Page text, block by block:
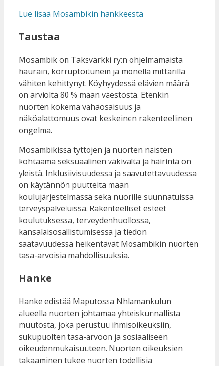
Lue lisää Mosambikin hankkeesta
Taustaa
Mosambik on Taksvärkki ry:n ohjelmamaista
haurain, korruptoitunein ja monella mittarilla
vähiten kehittynyt. Köyhyydessä elävien määrä
on arviolta 80 % maan väestöstä. Etenkin
nuorten kokema vähäosaisuus ja
näköalattomuus ovat keskeinen rakenteellinen
ongelma.
Mosambikissa tyttöjen ja nuorten naisten
kohtaama seksuaalinen väkivalta ja häirintä on
yleistä. Inklusiivisuudessa ja saavutettavuudessa
on käytännön puutteita maan
koulujärjestelmässä sekä nuorille suunnatuissa
terveyspalveluissa. Rakenteelliset esteet
koulutuksessa, terveydenhuollossa,
kansalaisosallistumisessa ja tiedon
saatavuudessa heikentävät Mosambikin nuorten
tasa-arvoisia mahdollisuuksia.
Hanke
Hanke edistää Maputossa Nhlamankulun
alueella nuorten johtamaa yhteiskunnallista
muutosta, joka perustuu ihmisoikeuksiin,
sukupuolten tasa-arvoon ja sosiaaliseen
oikeudenmukaisuuteen. Nuorten oikeuksien
takaaminen tukee nuorten todellisia